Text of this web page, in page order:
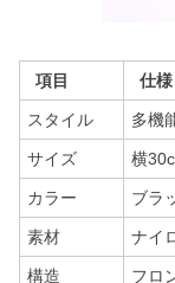
項目 仕様
スタイル 多機
サイズ 横
カラー ブラ
素材 ナイ
構造 フロ